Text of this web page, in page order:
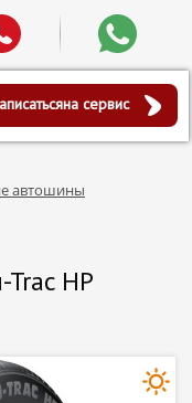
на сервис
автошины
HP